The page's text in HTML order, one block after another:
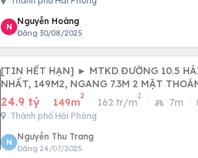
N
Nguyễn Hoàng
Đăng 30/08/2025
[TIN HẾT HẠN] ► MTKD ĐƯỜNG 10.5
NHẤT, 149M2, NGANG 7.3M 2 MẶT
24.9 tỷ · 149m
2
· 162 tr/m
2
· 7m ·
Thành phố Hải Phòng
N
Nguyễn Thu Trang
Đăng 24/07/2025